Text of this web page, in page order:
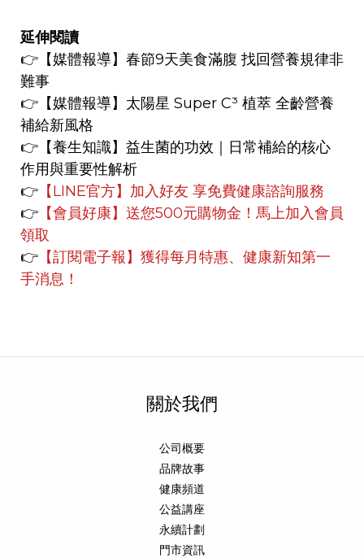
延伸閱讀
👉 【媒體報導】 春節9天美食滿腹 找回營養規律非
難事
👉 【媒體報導】 太陽星 Super C³ 植萃 全齡營養
補給新風格
👉【養生知識】 益生菌的功效｜日常補給的核心
作用與重要性解析
👉 【LINE官方】 加入好友 享免費健康諮詢服務
👉 【會員好康】 送您500元購物金！馬上加入會員
領取
👉 【訂閱電子報】獲得每月特惠、健康新知第一
手消息！
關於我們
公司概要
品牌故事
健康頻道
公益講座
永續計劃
門市資訊